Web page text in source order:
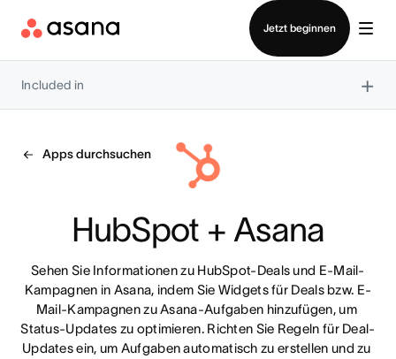
Jetzt beginnen
Vertrieb kontaktieren
Included in ×
Apps durchsuchen
HubSpot + Asana
Sehen Sie Informationen zu HubSpot-Deals und E-Mail-
Kampagnen in Asana, indem Sie Widgets für Deals bzw. E-
Mail-Kampagnen zu Asana-Aufgaben hinzufügen, um
Status-Updates zu optimieren. Richten Sie Regeln für Deal-
Updates ein, um Aufgaben automatisch zu erstellen und zu